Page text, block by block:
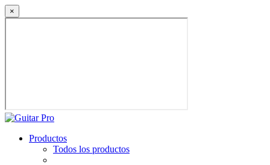
×
Productos
Todos los productos